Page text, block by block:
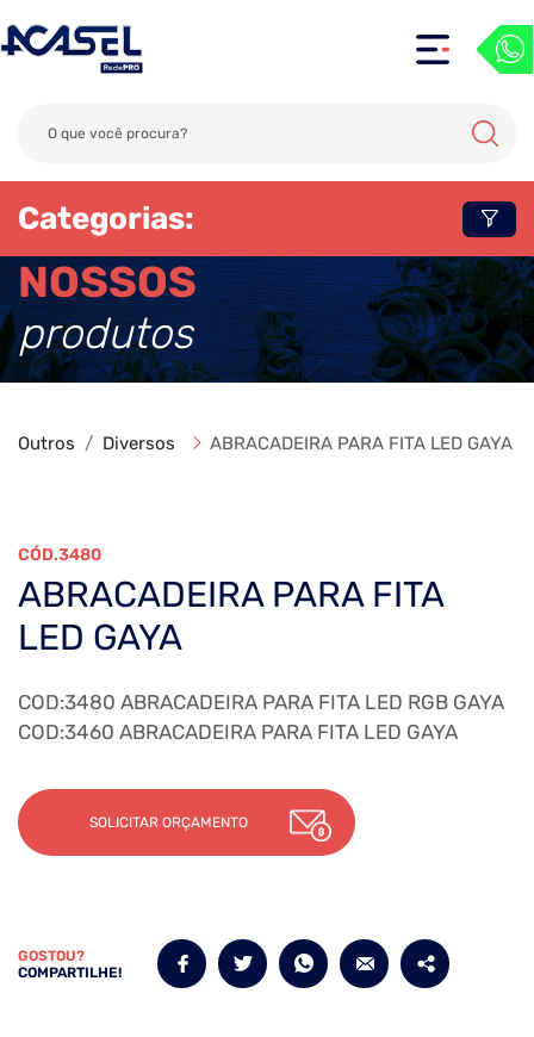
Categorias:
NOSSOS
produtos
Outros Diversos ABRACADEIRA PARA FITA LED GAYA
3480
ABRACADEIRA PARA FITA
LED GAYA
COD:3480 ABRACADEIRA PARA FITA LED RGB GAYA
COD:3460 ABRACADEIRA PARA FITA LED GAYA
SOLICITAR ORÇAMENTO
GOSTOU?
COMPARTILHE!